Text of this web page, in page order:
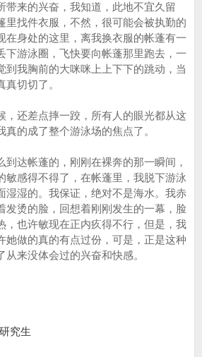
带来的兴奋，我知道，此地不宜久留
里找件衣服，不然，很可能会被执勤的
在身处的这里，离我换衣服的帐蓬有一
下游泳圈，飞快要向帐蓬那里跑去，一
到我胸前的大咪咪上上下下的跳动，当
切切了。
还差点摔一跤，所有人的眼光都从这
的成了整个游泳场的焦点了。
达帐蓬的，刚刚在裸奔的那一瞬间，
敏感得不得了，在帐蓬里，我脱下游泳
湿湿的。我保证，绝对不是海水。我赤
发烫的脸，回想着刚刚发生的一幕，脸
，也许敏现在正内疚得不行，但是，我
她做的真的有点过份，可是，正是这种
来没体会过的兴奋和快感。
究生